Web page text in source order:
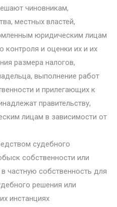
чиновникам,
местных властей,
юридическим лицам
контроля и оценки их и их
размера налогов,
выполнение работ
и прилегающих к
правительству,
лицам в зависимости от
судебного
собственности или
частную собственность для
решения или
инстанциях